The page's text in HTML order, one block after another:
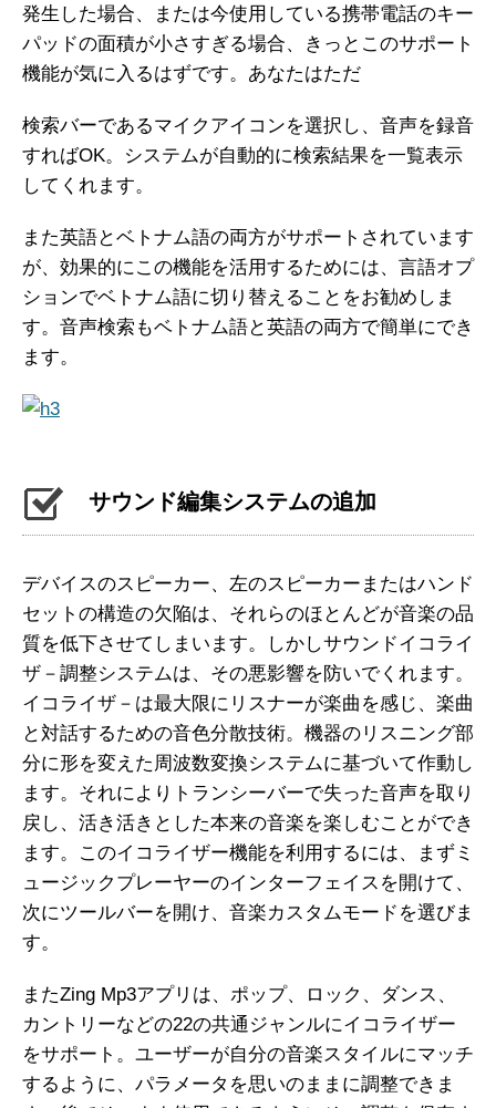
発生した場合、または今使用している携帯電話のキー
パッドの面積が小さすぎる場合、きっとこのサポート
機能が気に入るはずです。あなたはただ
検索バーであるマイクアイコンを選択し、音声を録音
すればOK。システムが自動的に検索結果を一覧表示
してくれます。
また英語とベトナム語の両方がサポートされています
が、効果的にこの機能を活用するためには、言語オプ
ションでベトナム語に切り替えることをお勧めしま
す。音声検索もベトナム語と英語の両方で簡単にでき
ます。
サウンド編集システムの追加
デバイスのスピーカー、左のスピーカーまたはハンド
セットの構造の欠陥は、それらのほとんどが音楽の品
質を低下させてしまいます。しかしサウンドイコライ
ザ－調整システムは、その悪影響を防いでくれます。
イコライザ－は最大限にリスナーが楽曲を感じ、楽曲
と対話するための音色分散技術。機器のリスニング部
分に形を変えた周波数変換システムに基づいて作動し
ます。それによりトランシーバーで失った音声を取り
戻し、活き活きとした本来の音楽を楽しむことができ
ます。このイコライザー機能を利用するには、まずミ
ュージックプレーヤーのインターフェイスを開けて、
次にツールバーを開け、音楽カスタムモードを選びま
す。
またZing Mp3アプリは、ポップ、ロック、ダンス、
カントリーなどの22の共通ジャンルにイコライザー
をサポート。ユーザーが自分の音楽スタイルにマッチ
するように、パラメータを思いのままに調整できま